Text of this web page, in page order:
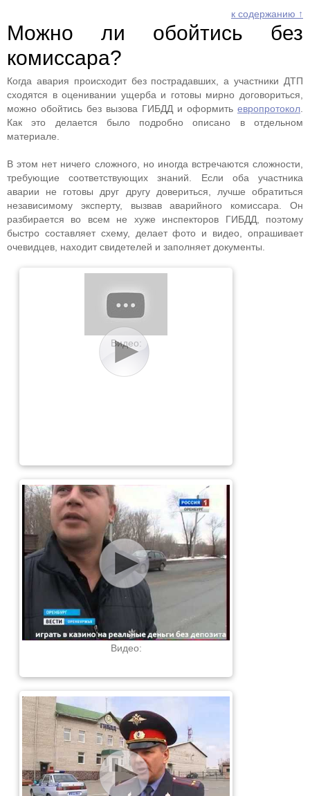
к содержанию ↑
Можно ли обойтись без
комиссара?
Когда авария происходит без пострадавших, а участники ДТП
сходятся в оценивании ущерба и готовы мирно договориться,
можно обойтись без вызова ГИБДД и оформить европротокол
Как это делается было подробно описано в отдельном
материале.
В этом нет ничего сложного, но иногда встречаются сложности,
требующие соответствующих знаний. Если оба участника
аварии не готовы друг другу довериться, лучше обратиться
независимому эксперту, вызвав аварийного комиссара. Он
разбирается во всем не хуже инспекторов ГИБДД, поэтому
быстро составляет схему, делает фото и видео, опрашивает
очевидцев, находит свидетелей и заполняет документы.
Видео:
Видео: